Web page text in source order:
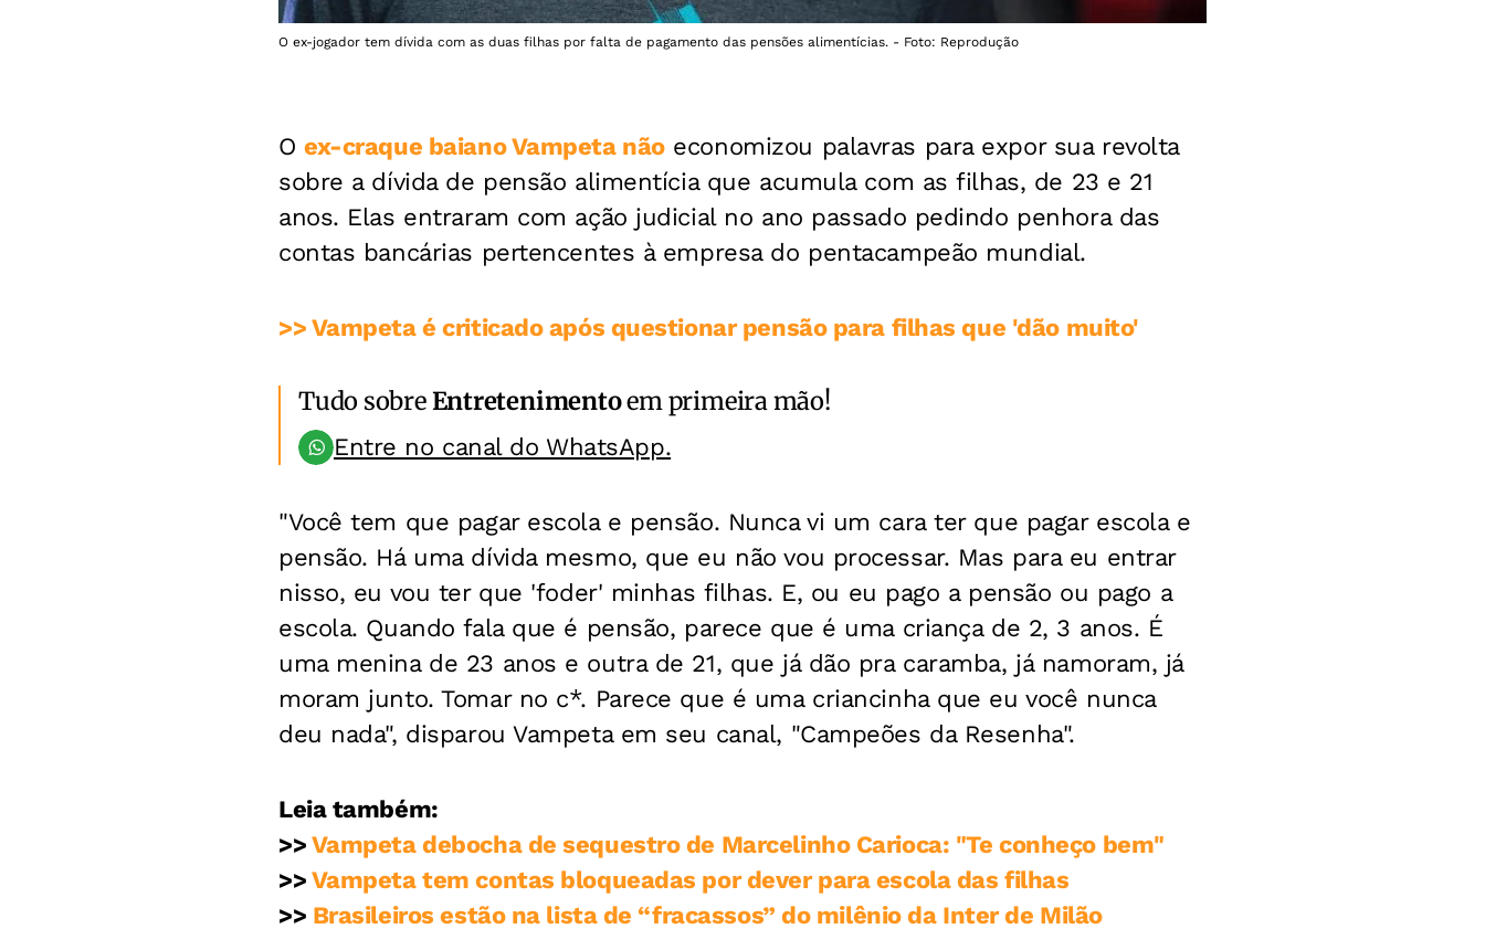
O ex-jogador tem dívida com as duas filhas por falta de pagamento das pensões alimentícias. - Foto: Reprodução
Oex-craque baiano Vampeta nãoeconomizou palavras para expor sua revolta
sobre a dívida de pensão alimentícia que acumula com as filhas, de 23 e 21
anos. Elas entraram com ação judicial no ano passado pedindo penhora das
contas bancárias pertencentes à empresa do pentacampeão mundial.
>> Vampeta é criticado após questionar pensão para filhas que 'dão muito'
Tudo sobreEntretenimentoem primeira mão!
Entre no canal do WhatsApp.
"Você tem que pagar escola e pensão. Nunca vi um cara ter que pagar escola e
pensão. Há uma dívida mesmo, que eu não vou processar. Mas para eu entrar
nisso, eu vou ter que 'foder' minhas filhas. E, ou eu pago a pensão ou pago a
escola. Quando fala que é pensão, parece que é uma criança de 2, 3 anos. É
uma menina de 23 anos e outra de 21, que já dão pra caramba, já namoram, já
moram junto. Tomar no c*. Parece que é uma criancinha que eu você nunca
deu nada", disparou Vampeta em seu canal, "Campeões da Resenha".
Leia também:
>> Vampeta debocha de sequestro de Marcelinho Carioca: "Te conheço bem"
>> Vampeta tem contas bloqueadas por dever para escola das filhas
>> Brasileiros estão na lista de “fracassos” do milênio da Inter de Milão